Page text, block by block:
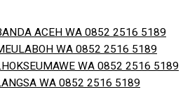
ACEH WA 0852 2516 5189
WA 0852 2516 5189
WA 0852 2516 5189
WA 0852 2516 5189